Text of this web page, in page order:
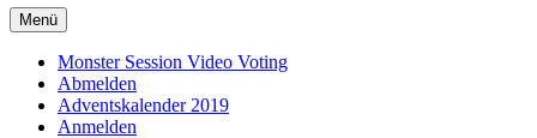
Menü
Monster Session Video Voting
Abmelden
Adventskalender 2019
Anmelden